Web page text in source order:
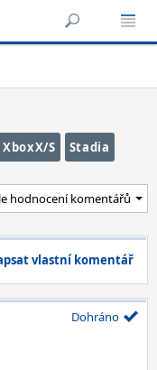
XboxX/S Stadia
vlastní komentář
Dohráno